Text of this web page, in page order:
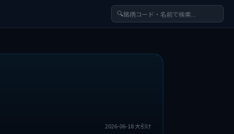
🔍
2026-06-18 大引け